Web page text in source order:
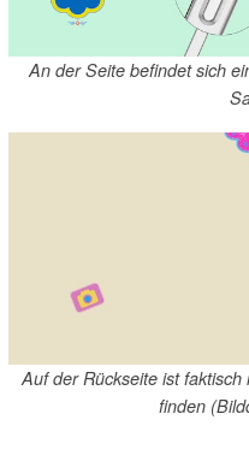
An der Seite befindet sich
Auf der Rückseite ist
finden